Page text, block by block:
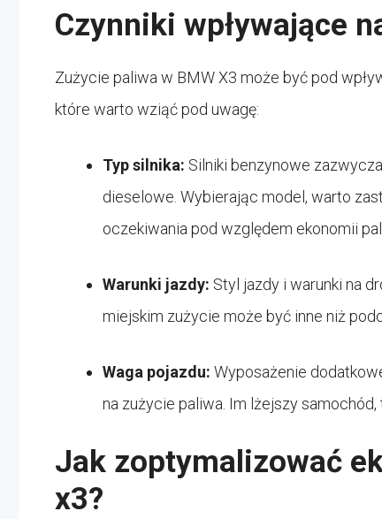
Czynniki wpływające
Zużycie paliwa w BMW X3 może być pod
które warto wziąć pod uwagę:
Typ silnika: Silniki benzynowe
dieselowe. Wybierając model, warto
oczekiwania pod względem ekonomii
Warunki jazdy: Styl jazdy i warunki na
miejskim zużycie może być inne niż
Waga pojazdu: Wyposażenie
na zużycie paliwa. Im lżejszy
Jak zoptymalizować
x3?